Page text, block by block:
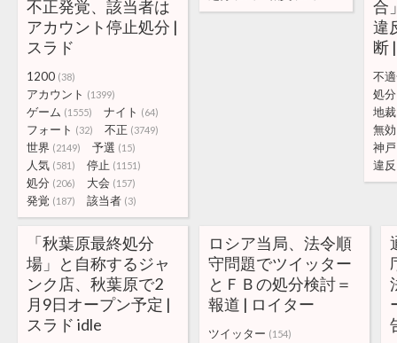
不正発覚、該当者は
アカウント停止処分 |
スラド
1200 (38)
アカウント (1399)
ゲーム (1555) ナイト (64)
フォート (32) 不正 (3749)
世界 (2149) 予選 (15)
人気 (581) 停止 (1151)
処分 (206) 大会 (157)
発覚 (187) 該当者 (3)
合
違
断
不
処分
地裁
無効
神戸
違反
「秋葉原最終処分
場」と自称するジャ
ンク店、秋葉原で2
月9日オープン予定 |
スラド idle
ロシア当局、法令順
守問題でツイッター
とＦＢの処分検討＝
報道 | ロイター
ツイッター (154)